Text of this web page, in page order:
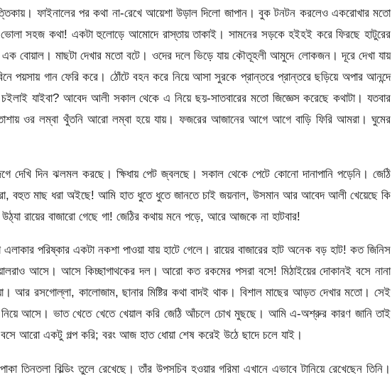
ফাইনালের পর কথা না-রেখে আয়েশা উড়াল দিলো জাপান। বুক টনটন করলেও একরোখার মতো
সহজ কথা! একটা হুলোড়ে আমোদে রাস্তায় তাকাই। সামনের সড়কে হইহই করে ফিরছে হাটুরের
বোয়াল। মাছটা দেখার মতো বটে। ওদের দলে ভিড়ে যায় কৌতূহলী আমুদে লোকজন। দূরে দেখা যায়
পয়সায় গান ফেরি করে। ঠোঁটে বহন করে নিয়ে আসা সুরকে প্রান্তরে প্রান্তরে ছড়িয়ে অপার আনন্দে
যাইবা? আবেদ আলী সকাল থেকে এ নিয়ে ছয়-সাতবারের মতো জিজ্ঞেস করেছে কথাটা। যতবার
ওর লম্বা থুঁতনি আরো লম্বা হয়ে যায়। ফজরের আজানের আগে আগে বাড়ি ফিরি আমরা। ঘুমের
দিন ঝলমল করছে। ক্ষিধায় পেট জ্বলছে। সকাল থেকে পেটে কোনো দানাপানি পড়েনি। জেঠি
বহুত মাছ ধরা অইছে! আমি হাত ধুতে ধুতে জানতে চাই জয়নাল, উসমান আর আবেদ আলী খেয়েছে কি
রায়ের বাজারো গেছে গা! জেঠির কথায় মনে পড়ে, আরে আজকে না হাটবার!
পরিষ্কার একটা নকশা পাওয়া যায় হাটে গেলে। রায়ের বাজারের হাট অনেক বড় হাট! কত জিনিস
আসে। আসে কিচ্ছাগাথকের দল। আরো কত রকমের পসরা বসে! মিঠাইয়ের দোকানই বসে নানা
আর রসগোল্লা, কালোজাম, ছানার মিষ্টির কথা বাদই থাক। বিশাল মাছের আড়ত দেখার মতো। সেই
নিয়ে আসে। ভাত খেতে খেতে খেয়াল করি জেঠি আঁচলে চোখ মুছছে। আমি এ-অশ্রুর কারণ জানি তাই
বসে আরো একটু গল্প করি; বরং আজ হাত ধোয়া শেষ করেই উঠে ছাদে চলে যাই।
তিনতলা বিল্ডিং তুলে রেখেছে। তাঁর উপসচিব হওয়ার গরিমা এখানে এভাবে টানিয়ে রেখেছেন তিনি।